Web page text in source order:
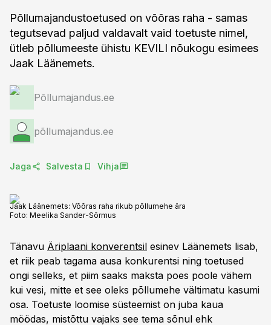
Põllumajandustoetused on võõras raha - samas
tegutsevad paljud valdavalt vaid toetuste nimel,
ütleb põllumeeste ühistu KEVILI nõukogu esimees
Jaak Läänemets.
Põllumajandus.ee
põllumajandus.ee
Jaga Salvesta Vihja
Jaak Läänemets: Võõras raha rikub põllumehe ära
Foto: Meelika Sander-Sõrmus
Tänavu Äriplaani konverentsil esinev Läänemets lisab,
et riik peab tagama ausa konkurentsi ning toetused
ongi selleks, et piim saaks maksta poes poole vähem
kui vesi, mitte et see oleks põllumehe vältimatu kasumi
osa. Toetuste loomise süsteemist on juba kaua
möödas, mistõttu vajaks see tema sõnul ehk